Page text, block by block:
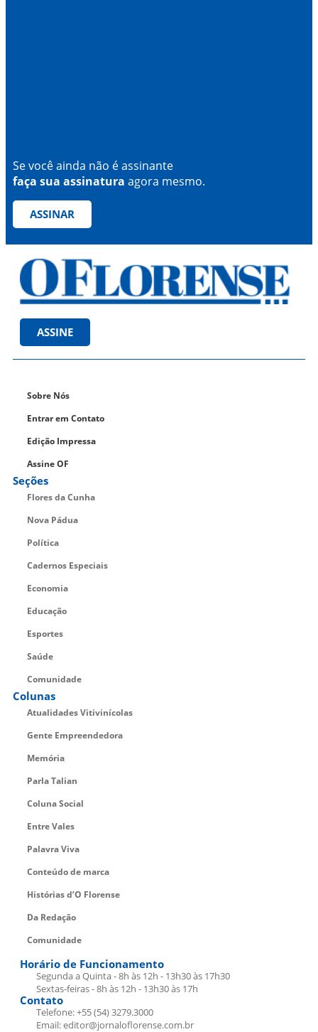
Se você ainda não é assinante
faça sua assinatura agora mesmo.
ASSINAR
ASSINE
Sobre Nós
Entrar em Contato
Edição Impressa
Assine OF
Seções
Flores da Cunha
Nova Pádua
Política
Cadernos Especiais
Economia
Educação
Esportes
Saúde
Comunidade
Colunas
Atualidades Vitivinícolas
Gente Empreendedora
Memória
Parla Talian
Coluna Social
Entre Vales
Palavra Viva
Conteúdo de marca
Histórias d’O Florense
Da Redação
Comunidade
Horário de Funcionamento
Segunda a Quinta - 8h às 12h - 13h30 às 17h30
Sextas-feiras - 8h às 12h - 13h30 às 17h
Contato
Telefone: +55 (54) 3279.3000
Email: editor@jornaloflorense.com.br